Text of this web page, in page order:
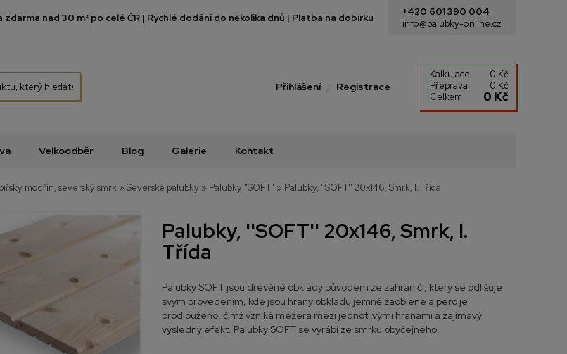
zdarma nad 30 m² po celé ČR | Rychlé dodání do několika dnů | Platba na dobírku
+420 601 390 004
info@palubky-online.cz
Přihlášení Registrace
Kalkulace
0 Kč
Přeprava
0 Kč
Celkem
0 Kč
Velkoodběr Blog Galerie Kontakt
modřín, severský smrk » Severské palubky » Palubky "SOFT" » Palubky, ''SOFT'' 20x146, Smrk, I. Třída
Palubky, ''SOFT'' 20x146, Smrk, I.
Třída
Palubky SOFT jsou dřevěné obklady původem ze zahraničí, který se odlišuje
svým provedením, kde jsou hrany obkladu jemně zaoblené a pero je
prodlouženo, čímž vzniká mezera mezi jednotlivými hranami a zajímavý
výsledný efekt. Palubky SOFT se vyrábí ze smrku obyčejného.